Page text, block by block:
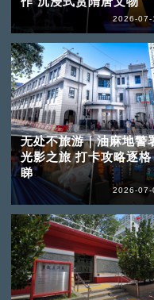
2026-07-
无处不旅游｜油麻地警
光影之旅 打卡攻略逐格
睇
2026-07-